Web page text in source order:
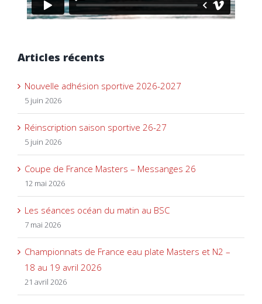
Articles récents
Nouvelle adhésion sportive 2026-2027
5 juin 2026
Réinscription saison sportive 26-27
5 juin 2026
Coupe de France Masters – Messanges 26
12 mai 2026
Les séances océan du matin au BSC
7 mai 2026
Championnats de France eau plate Masters et N2 –
18 au 19 avril 2026
21 avril 2026